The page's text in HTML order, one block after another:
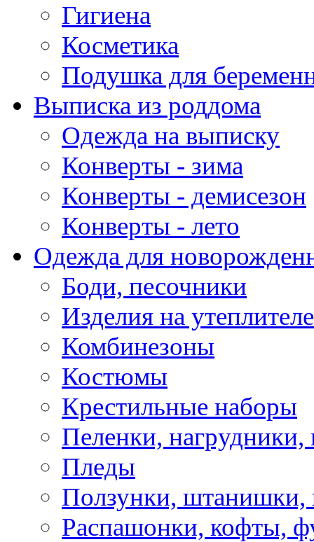
Гигиена
Косметика
Подушка для
Выписка из роддома
Одежда на выписку
Конверты - зима
Конверты - демисезон
Конверты - лето
Одежда для
Боди, песочники
Изделия на утеплителе
Комбинезоны
Костюмы
Крестильные наборы
Пеленки, нагрудники,
Пледы
Ползунки, штанишки,
Распашонки, кофты,